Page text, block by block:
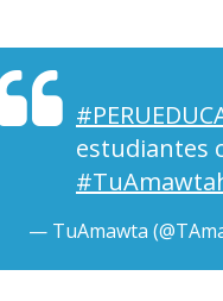
estudiantes
#TuAmawta
— TuAmawta